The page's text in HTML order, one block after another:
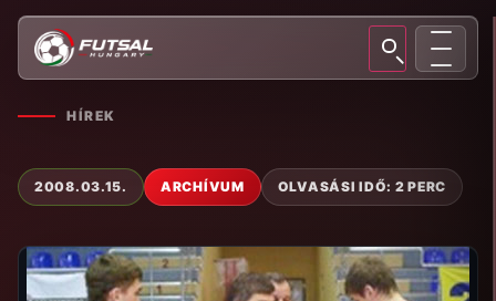
HÍREK
2008.03.15. ARCHÍVUM OLVASÁSI IDŐ: 2 PERC